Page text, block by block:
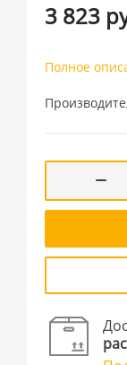
3 823
Полное